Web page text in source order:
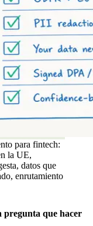
para fintech:
la UE,
datos que
enrutamiento
pregunta que hacer